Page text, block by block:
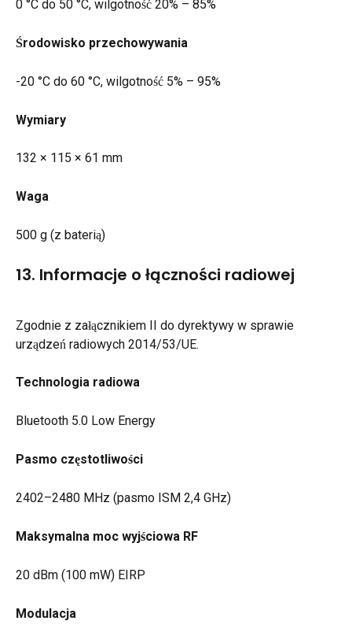
0 °C do 50 °C, wilgotność 20% – 85%
Środowisko przechowywania
-20 °C do 60 °C, wilgotność 5% – 95%
Wymiary
132 × 115 × 61 mm
Waga
500 g (z baterią)
13. Informacje o łączności radiowej
Zgodnie z załącznikiem II do dyrektywy w sprawie
urządzeń radiowych 2014/53/UE.
Technologia radiowa
Bluetooth 5.0 Low Energy
Pasmo częstotliwości
2402–2480 MHz (pasmo ISM 2,4 GHz)
Maksymalna moc wyjściowa RF
20 dBm (100 mW) EIRP
Modulacja